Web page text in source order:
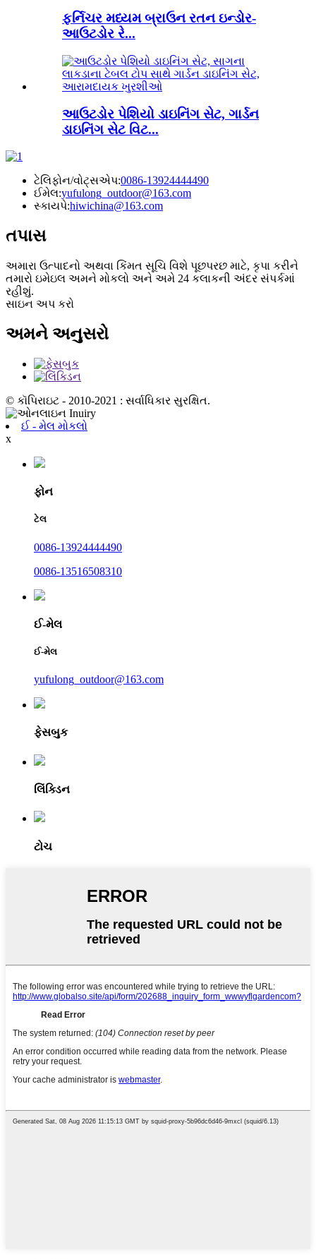
ફર્નિચર મધ્યમ બ્રાઉન રતન ઇન્ડોર-
આઉટડોર રે...
આઉટડોર પેશિયો ડાઇનિંગ સેટ, ગાર્ડન
ડાઇનિંગ સેટ વિટ...
ટેલિફોન/વોટ્સએપ:0086-13924444490
ઈમેલ:yufulong_outdoor@163.com
સ્કાયપે:hiwichina@163.com
તપાસ
અમારા ઉત્પાદનો અથવા કિંમત સૂચિ વિશે પૂછપરછ માટે, કૃપા કરીને
તમારો ઇમેઇલ અમને મોકલો અને અમે 24 કલાકની અંદર સંપર્કમાં
રહીશું.
સાઇન અપ કરો
અમને અનુસરો
© કૉપિરાઇટ - 2010-2021 : સર્વાધિકાર સુરક્ષિત.
ઈ - મેલ મોકલો
x
ફોન
ટેલ
0086-13924444490
0086-13516508310
ઈ-મેલ
ઈ-મેલ
yufulong_outdoor@163.com
ફેસબુક
લિંક્ડિન
ટોચ